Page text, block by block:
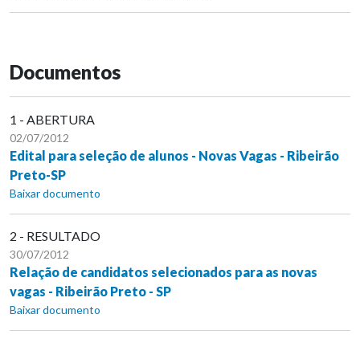
Documentos
1 - ABERTURA
02/07/2012
Edital para seleção de alunos - Novas Vagas - Ribeirão
Preto-SP
Baixar documento
2 - RESULTADO
30/07/2012
Relação de candidatos selecionados para as novas
vagas - Ribeirão Preto - SP
Baixar documento